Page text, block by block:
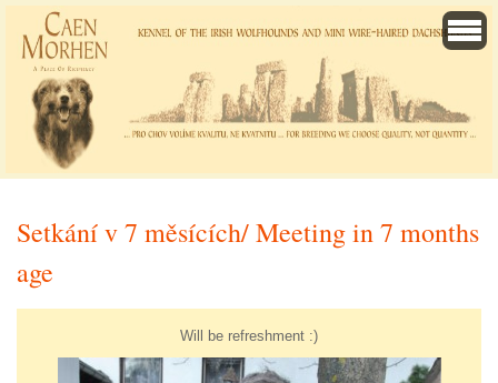
Setkání v 7 měsících/ Meeting in 7 months
age
Will be refreshment :)